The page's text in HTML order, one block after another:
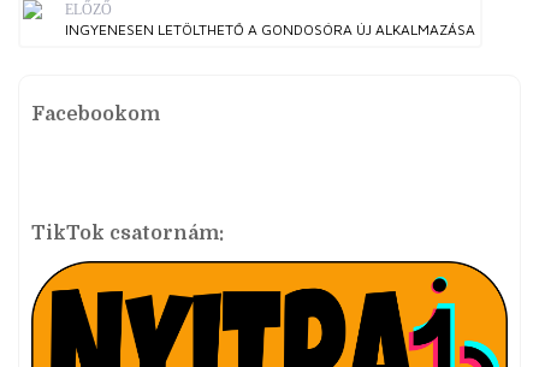
ELŐZŐ
INGYENESEN LETÖLTHETŐ A GONDOSÓRA ÚJ ALKALMAZÁSA
Facebookom
TikTok csatornám: